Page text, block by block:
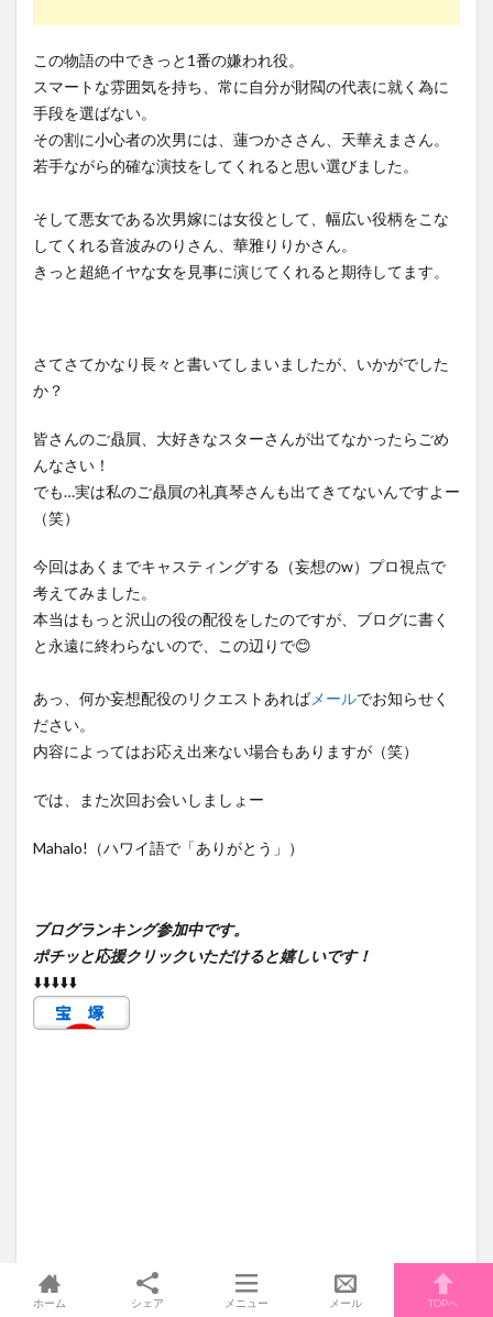
この物語の中できっと1番の嫌われ役。
スマートな雰囲気を持ち、常に自分が財閥の代表に就く為に
手段を選ばない。
その割に小心者の次男には、蓮つかささん、天華えまさん。
若手ながら的確な演技をしてくれると思い選びました。
そして悪女である次男嫁には女役として、幅広い役柄をこな
してくれる音波みのりさん、華雅りりかさん。
きっと超絶イヤな女を見事に演じてくれると期待してます。
さてさてかなり長々と書いてしまいましたが、いかがでした
か？
皆さんのご贔屓、大好きなスターさんが出てなかったらごめ
んなさい！
でも…実は私のご贔屓の礼真琴さんも出てきてないんですよー
（笑）
今回はあくまでキャスティングする（妄想のw）プロ視点で
考えてみました。
本当はもっと沢山の役の配役をしたのですが、ブログに書く
と永遠に終わらないので、この辺りで😊
あっ、何か妄想配役のリクエストあればメールでお知らせく
ださい。
内容によってはお応え出来ない場合もありますが（笑）
では、また次回お会いしましょー
Mahalo!（ハワイ語で「ありがとう」）
ブログランキング参加中です。
ポチッと応援クリックいただけると嬉しいです！
⬇️️⬇️️⬇️️⬇️️⬇️️
ホーム シェア メニュー メール TOPへ